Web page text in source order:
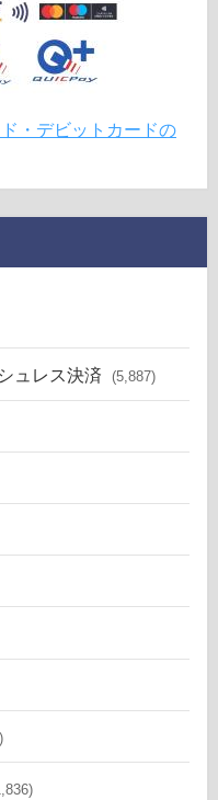
・デビットカードの
ュレス決済 (5,887)